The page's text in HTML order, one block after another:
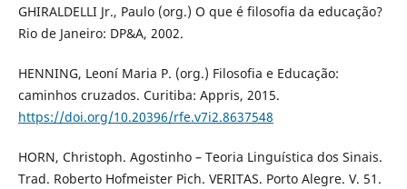
GHIRALDELLI Jr., Paulo (org.) O que é filosofia da educação?
Rio de Janeiro: DP&A, 2002.
HENNING, Leoní Maria P. (org.) Filosofia e Educação:
caminhos cruzados. Curitiba: Appris, 2015.
https://doi.org/10.20396/rfe.v7i2.8637548
HORN, Christoph. Agostinho – Teoria Linguística dos Sinais.
Trad. Roberto Hofmeister Pich. VERITAS. Porto Alegre. V. 51.